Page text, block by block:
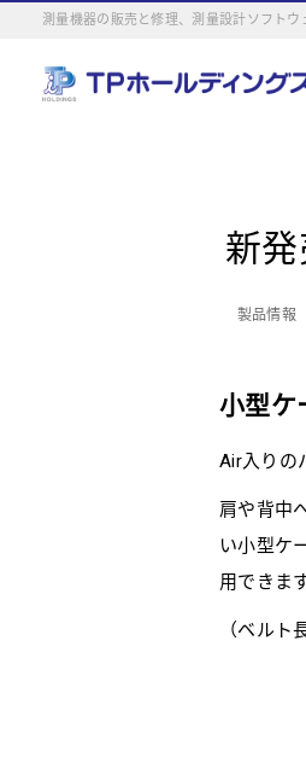
測量機器の販売と修理、測量設計ソフト
新
製品情報
小型ケ
Air入りの
肩や背中
い小型ケ
用できます
（ベルト